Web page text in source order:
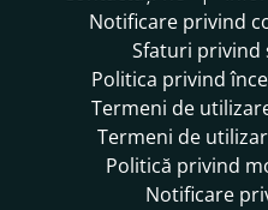
Notificare privind
Sfaturi privind
Politica privind
Termeni de
Termeni de
Politică privind
Notificare